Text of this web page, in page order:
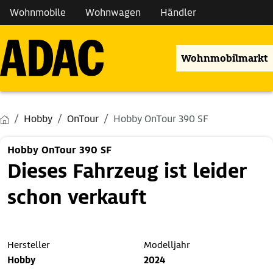
Wohnmobile Wohnwagen Händler
Wohnmobilmarkt
Hobby OnTour Hobby OnTour 390 SF
Hobby OnTour 390 SF
Dieses Fahrzeug ist leider
schon verkauft
Hersteller
Hobby
Modelljahr
2024